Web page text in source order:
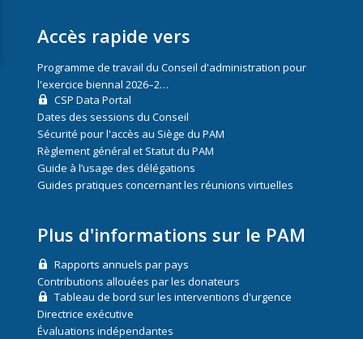
Accès rapide vers
Programme de travail du Conseil d'administration pour
l'exercice biennal 2026–2…
CSP Data Portal
Dates des sessions du Conseil
Sécurité pour l'accès au Siège du PAM
Règlement général et Statut du PAM
Guide à l’usage des délégations
Guides pratiques concernant les réunions virtuelles
Plus d'informations sur le PAM
Rapports annuels par pays
Contributions allouées par les donateurs
Tableau de bord sur les interventions d'urgence
Directrice exécutive
Évaluations indépendantes